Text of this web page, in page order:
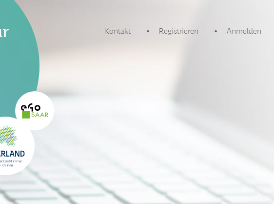
Kontakt Registrieren Anmelden